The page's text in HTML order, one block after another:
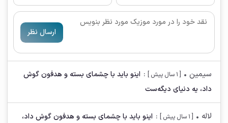
ارسال نظر
سیمین• [ 1 سال پیش ] : اینو باید با چشمای بسته و هدفون گوش
داد، یه دنیای دیگه‌ست
لاله • [ 1 سال پیش ] : اینو باید با چشمای بسته و هدفون گوش داد،